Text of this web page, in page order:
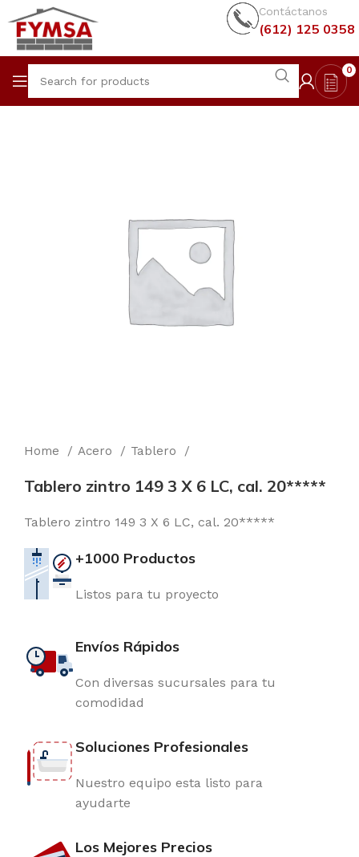
Contáctanos
(612) 125 0358
0
Home Acero Tablero
Tablero zintro 149 3 X 6 LC, cal. 20*****
Tablero zintro 149 3 X 6 LC, cal. 20*****
+1000 Productos
Listos para tu proyecto
Envíos Rápidos
Con diversas sucursales para tu
comodidad
Soluciones Profesionales
Nuestro equipo esta listo para
ayudarte
Los Mejores Precios